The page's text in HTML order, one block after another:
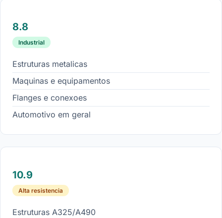
8.8
Industrial
Estruturas metalicas
Maquinas e equipamentos
Flanges e conexoes
Automotivo em geral
10.9
Alta resistencia
Estruturas A325/A490